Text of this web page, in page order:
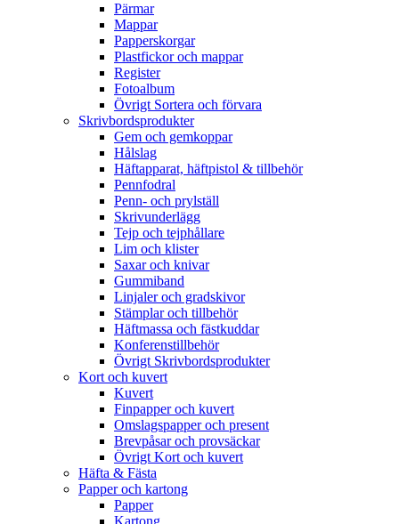
Pärmar
Mappar
Papperskorgar
Plastfickor och mappar
Register
Fotoalbum
Övrigt Sortera och förvara
Skrivbordsprodukter
Gem och gemkoppar
Hålslag
Häftapparat, häftpistol & tillbehör
Pennfodral
Penn- och prylställ
Skrivunderlägg
Tejp och tejphållare
Lim och klister
Saxar och knivar
Gummiband
Linjaler och gradskivor
Stämplar och tillbehör
Häftmassa och fästkuddar
Konferenstillbehör
Övrigt Skrivbordsprodukter
Kort och kuvert
Kuvert
Finpapper och kuvert
Omslagspapper och present
Brevpåsar och provsäckar
Övrigt Kort och kuvert
Häfta & Fästa
Papper och kartong
Papper
Kartong